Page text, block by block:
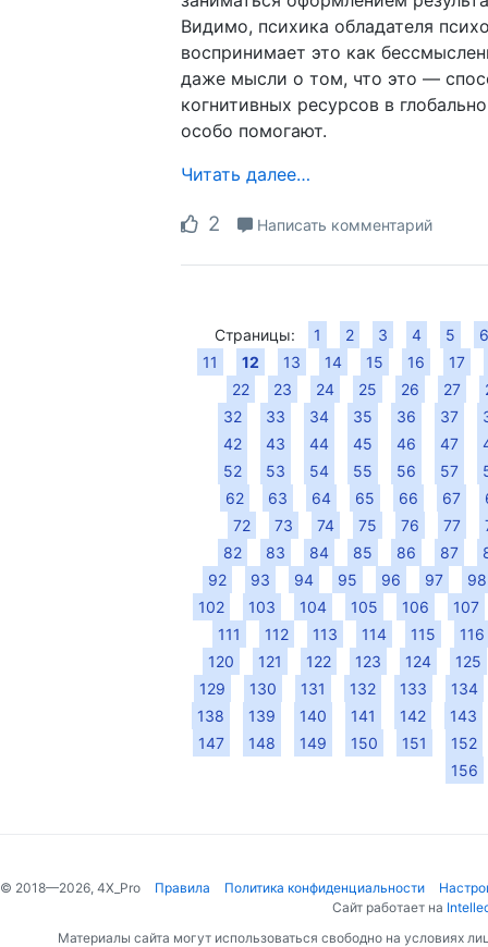
Видимо, психика обладателя
воспринимает это как
даже мысли о том, что это —
когнитивных ресурсов в
особо помогают.
Читать далее…
2 Написать комментарий
Страницы: 1 2 3 4 5
6
11
12 13 14 15 16
17
22
23 24 25 26 27
32
33 34 35 36 37
42
43 44 45 46 47
52
53 54 55 56 57
62
63 64 65 66 67
72
73 74 75 76 77
82
83 84 85 86 87
92
93 94 95 96 97
98
102
103 104 105 106
107
111
112 113 114 115
116
120
121 122 123 124
125
129
130 131 132 133
134
138
139 140 141 142
143
147
148 149 150 151
152
156
© 2018—2026, 4X_Pro Правила Политика конфиденциальности
Сайт работает на
Материалы сайта могут использоваться свободно на условиях